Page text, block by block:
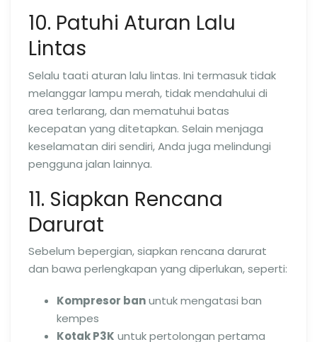
10. Patuhi Aturan Lalu
Lintas
Selalu taati aturan lalu lintas. Ini termasuk tidak
melanggar lampu merah, tidak mendahului di
area terlarang, dan mematuhui batas
kecepatan yang ditetapkan. Selain menjaga
keselamatan diri sendiri, Anda juga melindungi
pengguna jalan lainnya.
11. Siapkan Rencana
Darurat
Sebelum bepergian, siapkan rencana darurat
dan bawa perlengkapan yang diperlukan, seperti:
Kompresor banuntuk mengatasi ban
kempes
Kotak P3K untuk pertolongan pertama